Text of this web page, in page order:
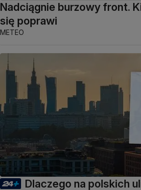
Nadciągnie burzowy front.
się poprawi
METEO
Dlaczego na polskich